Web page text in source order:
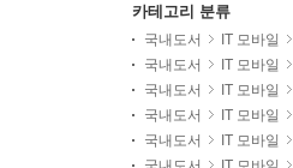
카테고리 분류
국내도서 IT 모바일
국내도서
IT 모바일
국내도서
IT 모바일
국내도서
IT 모바일
국내도서
IT 모바일